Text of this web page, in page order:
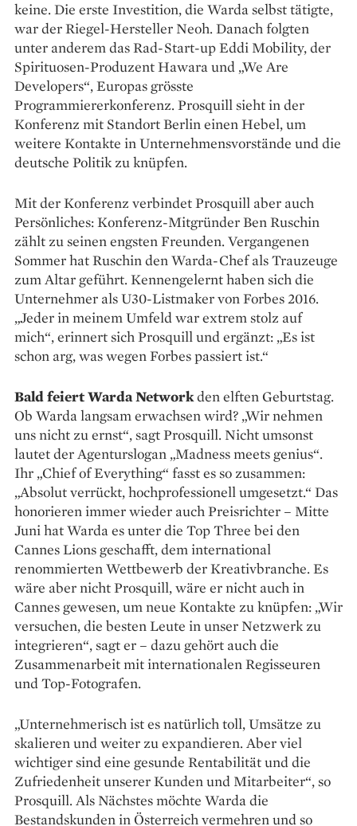
keine. Die erste Investition, die Warda selbst tätigte,
war der Riegel-Hersteller Neoh. Danach folgten
unter anderem das Rad-Start-up Eddi Mobility, der
Spirituosen-Produzent Hawara und „We Are
Developers“, Europas grösste
Programmiererkonferenz. Prosquill sieht in der
Konferenz mit Standort Berlin einen Hebel, um
weitere Kontakte in Unternehmensvorstände und die
deutsche Politik zu knüpfen.
Mit der Konferenz verbindet Prosquill aber auch
Persönliches: Konferenz-Mitgründer Ben Ruschin
zählt zu seinen engsten Freunden. Vergangenen
Sommer hat Ruschin den Warda-Chef als Trauzeuge
zum Altar geführt. Kennengelernt haben sich die
Unternehmer als U30-­Listmaker von Forbes 2016.
„Jeder in meinem Umfeld war extrem stolz auf
mich“, erinnert sich Prosquill und ergänzt: „Es ist
schon arg, was wegen Forbes passiert ist.“
Bald feiert Warda Networkden elften Geburtstag.
Ob Warda langsam erwachsen wird? „Wir nehmen
uns nicht zu ernst“, sagt Prosquill. Nicht umsonst
lautet der Agenturslogan „Madness meets genius“.
Ihr „Chief of Everything“ fasst es so zusammen:
„Absolut verrückt, hochprofessionell umgesetzt.“ Das
honorieren immer wieder auch Preisrichter – Mitte
Juni hat Warda es unter die Top Three bei den
Cannes Lions geschafft, dem international
renommierten Wettbewerb der Kreativbranche. Es
wäre aber nicht Prosquill, wäre er nicht auch in
Cannes ­gewesen, um neue Kontakte zu knüpfen: „Wir
versuchen, die besten Leute in unser Netzwerk zu
inte­grieren“, sagt er – dazu gehört auch die
Zusammenarbeit mit internationalen Regisseuren
und Top-Fotografen.
„Unternehmerisch ist es natürlich toll, ­Umsätze zu
skalieren und weiter zu expan­dieren. Aber viel
wichtiger sind eine gesunde ­Rentabilität und die
Zufriedenheit unserer Kunden und Mitarbeiter“, so
Prosquill. Als Nächstes möchte Warda die
Bestandskunden in Österreich vermehren und so